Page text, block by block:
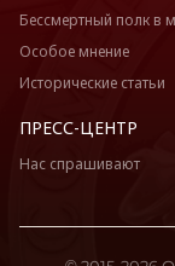
Бессмертный полк в
Особое мнение
Исторические статьи
ПРЕСС-ЦЕНТР
Нас спрашивают